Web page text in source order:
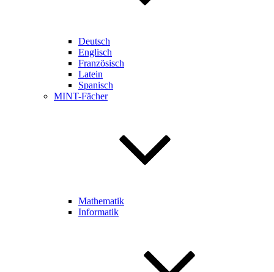
Deutsch
Englisch
Französisch
Latein
Spanisch
MINT-Fächer
Mathematik
Informatik